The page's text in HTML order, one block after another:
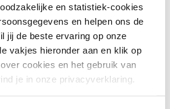
en statistiek-cookies
en helpen ons de
jij de beste ervaring op onze
vakjes hieronder aan en klik op
cookies en het gebruik van
je in onze privacyverklaring.
learning
York Times belicht media
Zij benoemt als